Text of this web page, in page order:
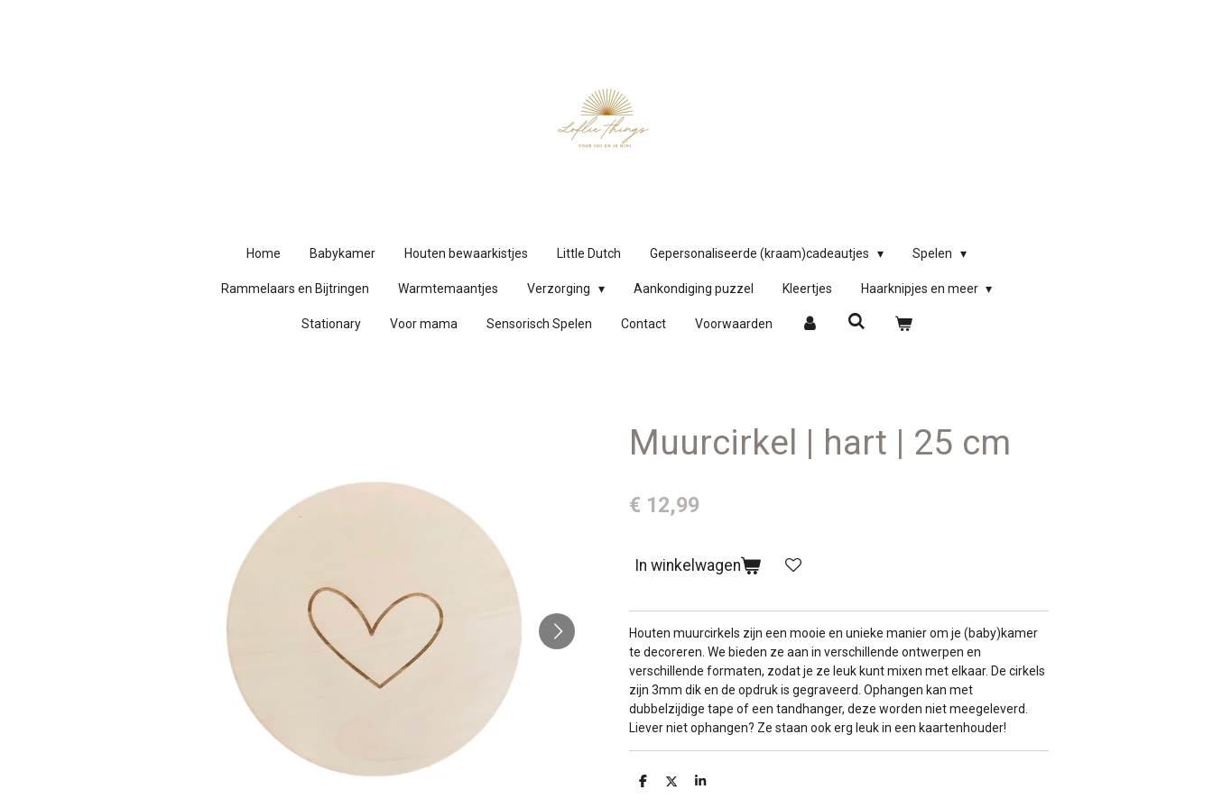
Home Babykamer Houten bewaarkistjes Little Dutch Gepersonaliseerde (kraam)cadeautjes Spelen
Rammelaars en Bijtringen Warmtemaantjes Verzorging Aankondiging puzzel Kleertjes Haarknipjes en meer
Stationary Voor mama Sensorisch Spelen Contact Voorwaarden
Muurcirkel | hart | 25 cm
€ 12,99
In winkelwagen
Houten muurcirkels zijn een mooie en unieke manier om je (baby)kamer
te decoreren. We bieden ze aan in verschillende ontwerpen en
verschillende formaten, zodat je ze leuk kunt mixen met elkaar. De cirkels
zijn 3mm dik en de opdruk is gegraveerd. Ophangen kan met
dubbelzijdige tape of een tandhanger, deze worden niet meegeleverd.
Liever niet ophangen? Ze staan ook erg leuk in een kaartenhouder!
D
D
S